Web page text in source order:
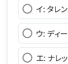
イ: タレ
ウ: ディ
エ: ナレ